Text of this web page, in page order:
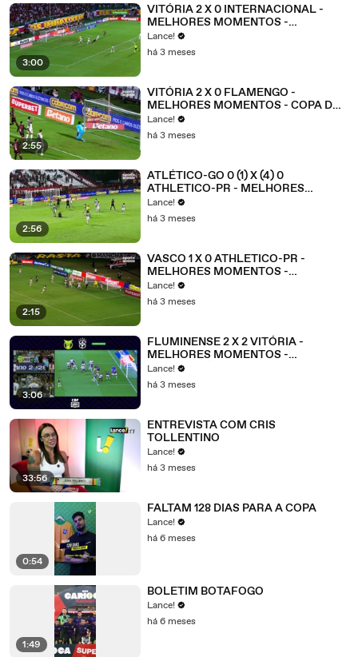
3:00
VITÓRIA 2 X 0 INTERNACIONAL -
MELHORES MOMENTOS -
BRASILEIRÃO 2026 - 17ª RODADA
Lance!
há 3 meses
2:55
VITÓRIA 2 X 0 FLAMENGO -
MELHORES MOMENTOS - COPA DO
BRASIL 2026 - 5ª FASE - JOGO 2
Lance!
há 3 meses
2:56
ATLÉTICO-GO 0 (1) X (4) 0
ATHLETICO-PR - MELHORES
MOMENTOS - COPA DO BRASIL 2026
- 5ª FASE - JOGO 2
Lance!
há 3 meses
2:15
VASCO 1 X 0 ATHLETICO-PR -
MELHORES MOMENTOS -
BRASILEIRÃO 2026 - 15ª RODADA
Lance!
há 3 meses
3:06
FLUMINENSE 2 X 2 VITÓRIA -
MELHORES MOMENTOS -
BRASILEIRÃO 2026 - 15ª RODADA
Lance!
há 3 meses
33:56
ENTREVISTA COM CRIS
TOLLENTINO
Lance!
há 3 meses
0:54
FALTAM 128 DIAS PARA A COPA
Lance!
há 6 meses
1:49
BOLETIM BOTAFOGO
Lance!
há 6 meses